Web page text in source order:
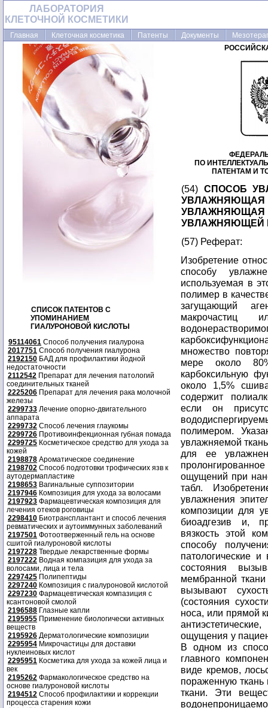
ЛАБОРАТОРИЯ
КЛЕТОЧНОЙ КОСМЕТИКИ
Главная Клеточная косметика Патенты Документы
СПИСОК ПАТЕНТОВ С
УПОМИНАНИЕМ
ГИАЛУРОНОВОЙ КИСЛОТЫ
95114061 Способ получения гиалурона
2017751 Способ получения гиалурона
2192150 БАД для профилактики йодной
недостаточности
2112542 Препарат для лечения патологий
соединительных тканей
2225206 Препарат для лечения рака молочной
железы
2299733 Лечение опорно-двигательного
аппарата
2299732 Способ лечения глаукомы
2299726 Противоинфекционная губная помада
2299725 Косметическое средство для ухода за
кожей
2198878 Ароматическое соединение
2198702 Способ подготовки трофических язв к
аутодермапластике
2198653 Вагинальные суппозитории
2197946 Композиция для ухода за волосами
2197923 Фармацевтическая композиция для
лечения отеков роговицы
2298410 Биотрансплантант и способ лечения
ревматических и аутоиммунных заболеваний
2197501 Фотоотверженный гель на основе
сшитой гиалуроновой кислоты
2197228 Твердые лекарственные формы
2197222 Водная компазиция для ухода за
волосами, лица и тела
2297425 Полипептиды
2297240 Композиция с гиалуроновой кислотой
2297230 Фармацевтическая компазиция с
ксантоновой смолой
2196588 Глазные капли
2195955 Применение биологически активных
веществ
2195926 Дерматологические композиции
2295954 Микрочастицы для доставки
нуклеиновых кислот
2295951 Косметика для ухода за кожей лица и
век
2195262 Фармакологическое средство на
основе гиалуроновой кислоты
2194512 Способ профилактики и коррекции
процесса старения кожи
ПО
ПАТЕНТАМ И
(54) СПОСОБ
УВЛАЖНЯЮЩАЯ
УВЛАЖНЯЮЩЕЙ
(57) Реферат:
Изобретение
способу
используемая в
полимер в
загущающий
макрочастиц
множество
мере около
карбоксильную
около 1,5%
содержит
если он
полимером.
увлажняемой
для ее
ощущений при
табл.
увлажнения
композиции для
биоадгезив и,
вязкость этой
способу
патологические
состояния
мембранной
вызывают
(состояния
носа, или прямой
ощущения у
В одном из
главного
виде кремов,
пораженную
ткани. Эти